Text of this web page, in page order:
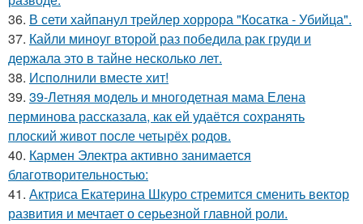
36. В сети хайпанул трейлер хоррора "Косатка - Убийца".
37. Кайли миноуг второй раз победила рак груди и
держала это в тайне несколько лет.
38. Исполнили вместе хит!
39. 39-Летняя модель и многодетная мама Елена
перминова рассказала, как ей удаётся сохранять
плоский живот после четырёх родов.
40. Кармен Электра активно занимается
благотворительностью:
41. Актриса Екатерина Шкуро стремится сменить вектор
развития и мечтает о серьезной главной роли.